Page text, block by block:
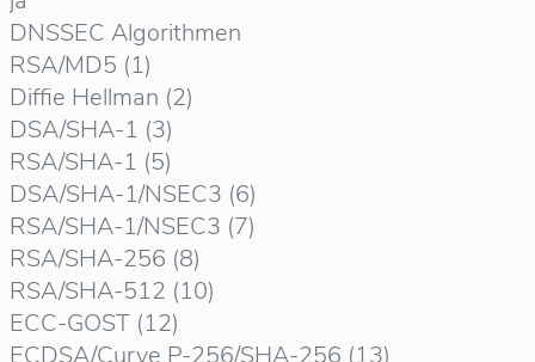
DNSSEC Algorithmen
RSA/MD5 (1)
Diffie Hellman (2)
DSA/SHA-1 (3)
RSA/SHA-1 (5)
DSA/SHA-1/NSEC3 (6)
RSA/SHA-1/NSEC3 (7)
RSA/SHA-256 (8)
RSA/SHA-512 (10)
ECC-GOST (12)
ECDSA/Curve P-256/SHA-256 (13)